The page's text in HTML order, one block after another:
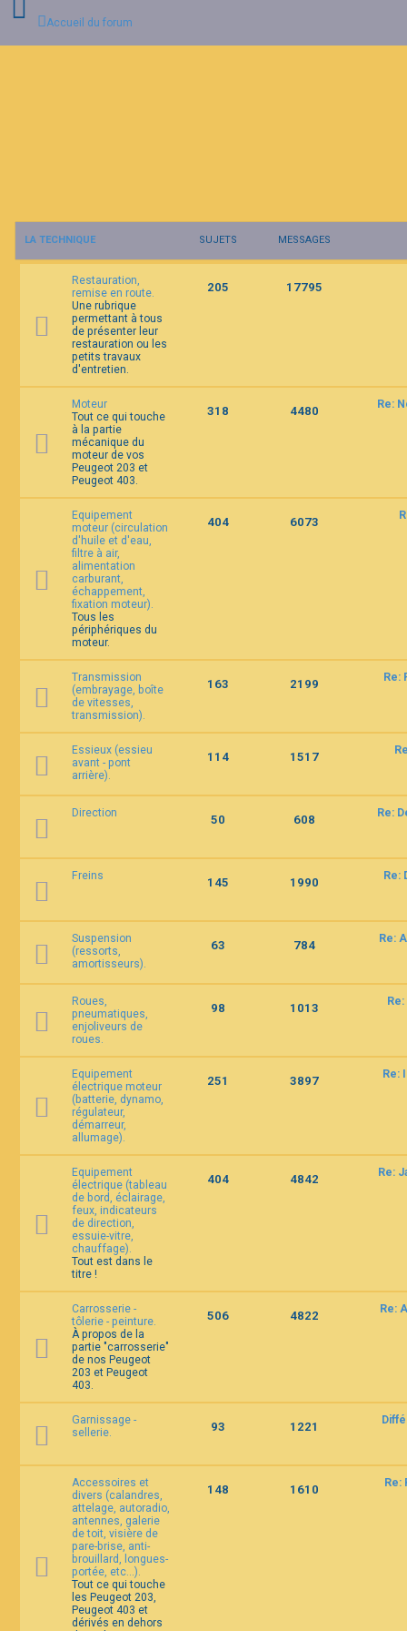
I
n
Accueil du forum
LA TECHNIQUE SUJETS MESSAGES
Restauration,
remise en route.
Une rubrique
permettant à tous
de présenter leur
restauration ou les
petits travaux
d'entretien.
205 17795
Moteur
Tout ce qui touche
à la partie
mécanique du
moteur de vos
Peugeot 203 et
Peugeot 403.
318 4480 Re:
Equipement
moteur (circulation
d'huile et d'eau,
filtre à air,
alimentation
carburant,
échappement,
fixation moteur).
Tous les
périphériques du
moteur.
404 6073
Transmission
(embrayage, boîte
de vitesses,
transmission).
163 2199 Re:
Essieux (essieu
avant - pont
arrière).
114 1517
Direction 50 608 Re:
Freins 145 1990 Re:
Suspension
(ressorts,
amortisseurs).
63 784 Re:
Roues,
pneumatiques,
enjoliveurs de
roues.
98 1013
Equipement
électrique moteur
(batterie, dynamo,
régulateur,
démarreur,
allumage).
251 3897 Re:
Equipement
électrique (tableau
de bord, éclairage,
feux, indicateurs
de direction,
essuie-vitre,
chauffage).
Tout est dans le
titre !
404 4842 Re:
Carrosserie -
tôlerie - peinture.
À propos de la
partie "carrosserie"
de nos Peugeot
203 et Peugeot
403.
506 4822 Re:
Garnissage -
sellerie.
93 1221
Accessoires et
divers (calandres,
attelage, autoradio,
antennes, galerie
de toit, visière de
pare-brise, anti-
brouillard, longues-
portée, etc...).
Tout ce qui touche
les Peugeot 203,
Peugeot 403 et
dérivés en dehors
148 1610 Re: